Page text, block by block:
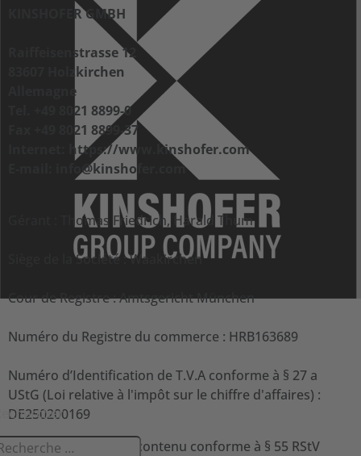
KINSHOFER GMBH
Raiffeisenstrasse 12
83607 Holzkirchen
Allemagne
Tel. +49 8021 8899-0
Fax +49 8021 8899-37
Internet: https://www.kinshofer.com
E-mail: info@kinshofer.com
Gérant : Thomas Friedrich, Harald Thum
Siège de la Société : Waakirchen
Cour de Registre : Amtsgericht München
Numéro du Registre du commerce : HRB163689
Numéro d’Identification de T.V.A conforme à § 27 a
UStG (Loi relative à l'impôt sur le chiffre d'affaires) :
DE250200169
Responsable pour le contenu conforme à § 55 RStV